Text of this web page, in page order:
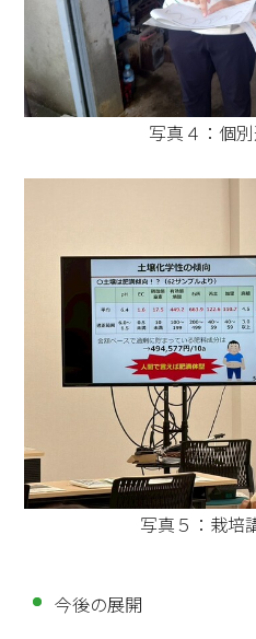
写真４：個
写真５：栽培
今後の展開